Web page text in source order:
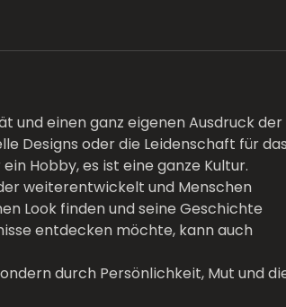
und einen ganz eigenen Ausdruck der
Designs oder die Leidenschaft für das
Hobby, es ist eine ganze Kultur.
weiterentwickelt und Menschen
Look finden und seine Geschichte
entdecken möchte, kann auch
durch Persönlichkeit, Mut und